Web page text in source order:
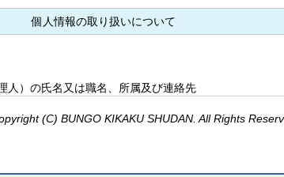
個人情報の取り扱いについて
人）の氏名又は職名、所属及び連絡先
(C) BUNGO KIKAKU SHUDAN. All Rights